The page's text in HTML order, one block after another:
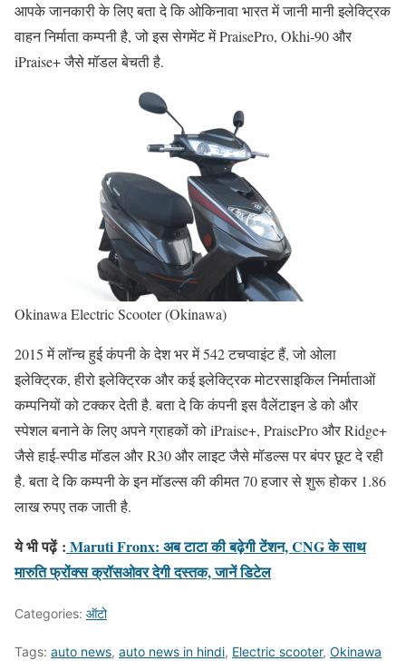
आपके जानकारी के लिए बता दे कि ओकिनावा भारत में जानी मानी इलेक्ट्रिक
वाहन निर्माता कम्पनी है, जो इस सेगमेंट में PraisePro, Okhi-90 और
iPraise+ जैसे मॉडल बेचती है.
Okinawa Electric Scooter (Okinawa)
2015 में लॉन्च हुई कंपनी के देश भर में 542 टचप्वाइंट हैं, जो ओला
इलेक्ट्रिक, हीरो इलेक्ट्रिक और कई इलेक्ट्रिक मोटरसाइकिल निर्माताओं
कम्पनियों को टक्कर देती है. बता दे कि कंपनी इस वैलेंटाइन डे को और
स्पेशल बनाने के लिए अपने ग्राहकों को iPraise+, PraisePro और Ridge+
जैसे हाई-स्पीड मॉडल और R30 और लाइट जैसे मॉडल्स पर बंपर छूट दे रही
है. बता दे कि कम्पनी के इन मॉडल्स की कीमत 70 हजार से शुरू होकर 1.86
लाख रुपए तक जाती है.
ये भी पढ़ें : Maruti Fronx: अब टाटा की बढ़ेगी टेंशन, CNG के साथ
मारुति फ्रोंक्स क्रॉसओवर देगी दस्तक, जानें डिटेल
Categories: ऑटो
Tags: auto news, auto news in hindi, Electric scooter, Okinawa